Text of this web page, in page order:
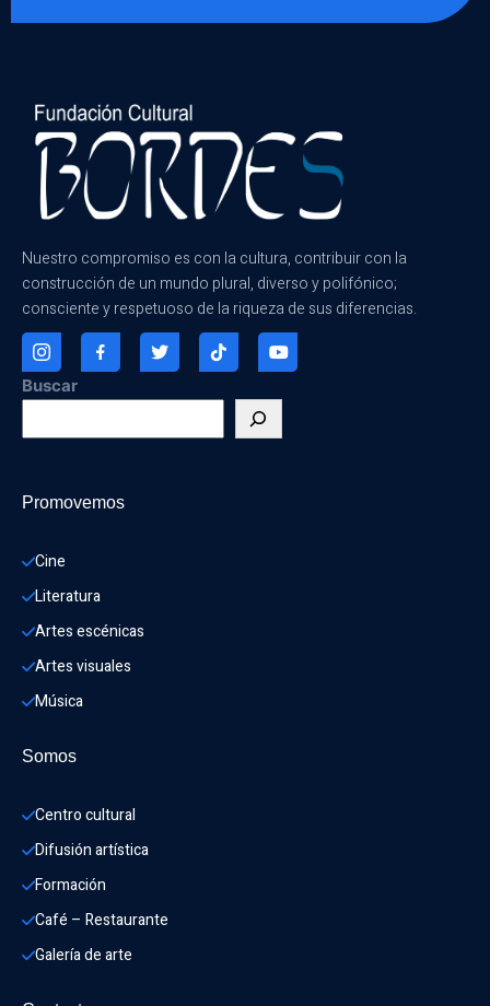
Nuestro compromiso es con la cultura, contribuir con la
construcción de un mundo plural, diverso y polifónico;
consciente y respetuoso de la riqueza de sus diferencias.
Buscar
Promovemos
Cine
Literatura
Artes escénicas
Artes visuales
Música
Somos
Centro cultural
Difusión artística
Formación
Café – Restaurante
Galería de arte